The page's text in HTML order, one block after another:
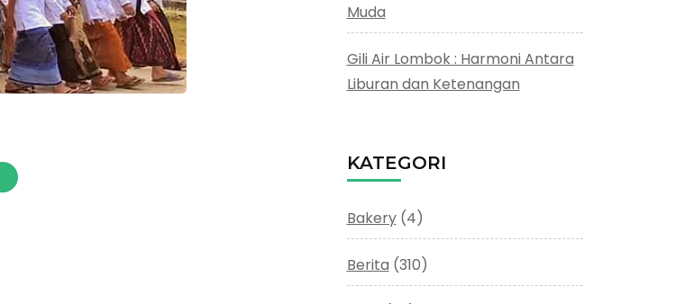
Muda
Gili Air Lombok : Harmoni Antara
Liburan dan Ketenangan
KATEGORI
Bakery(4)
Berita (310)